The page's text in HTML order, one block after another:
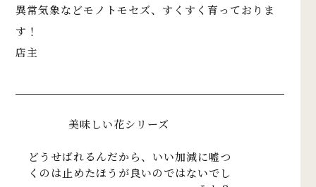
異常気象などモノトモセズ、すくすく育っておりま
す！
店主
美味しい花シリーズ
どうせばれるんだから、いい加減に嘘つ
くのは止めたほうが良いのではないでし